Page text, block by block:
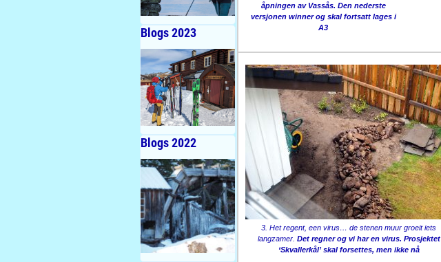
åpningen av Vassås. Den nederste
versjonen winner og skal fortsatt lages i
A3
3. Het regent, een virus… de stenen muur groeit iets
langzamer. Det regner og vi har en virus. Prosjektet
‘Skvallerkål’ skal forsettes, men ikke nå
Blogs 2023
Blogs 2022